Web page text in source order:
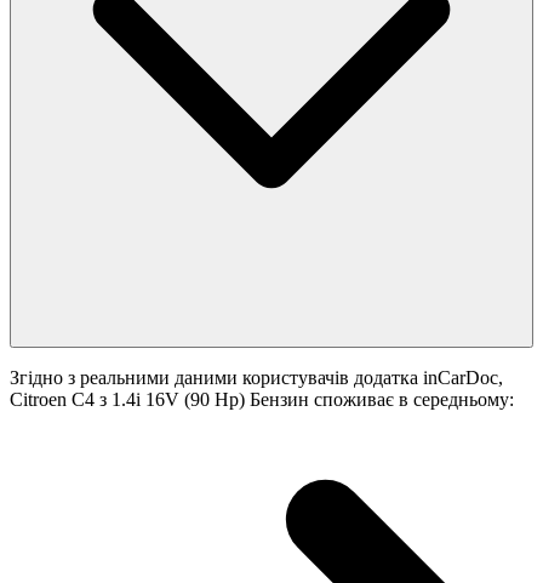
Згідно з реальними даними користувачів додатка inCarDoc,
Citroen C4 з 1.4i 16V (90 Hp) Бензин споживає в середньому: